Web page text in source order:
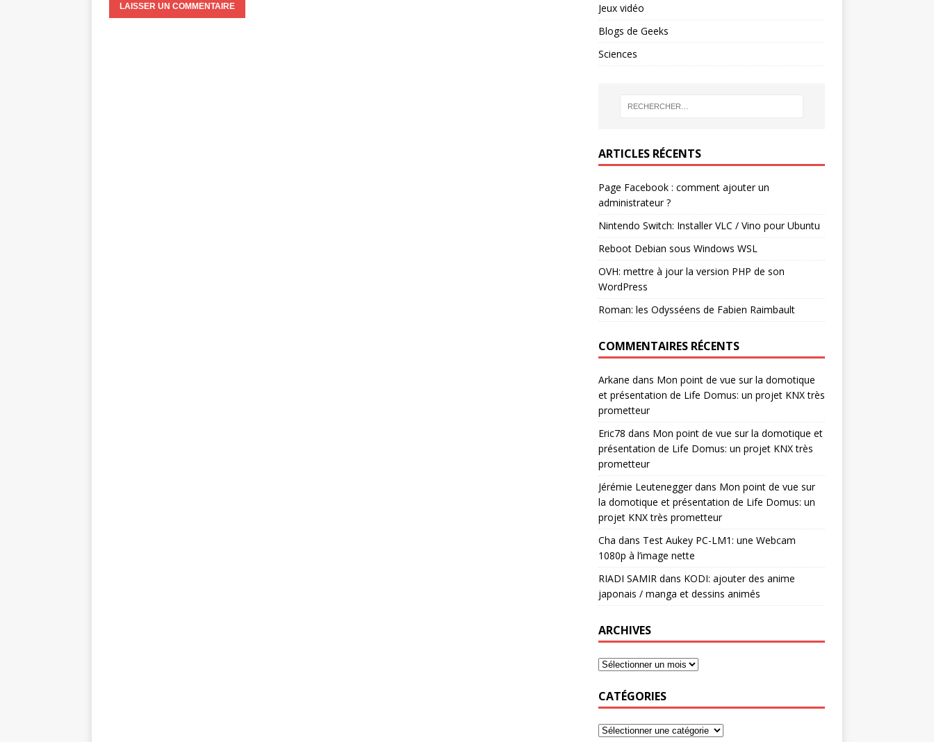
Jeux vidéo
Blogs de Geeks
Sciences
ARTICLES RÉCENTS
Page Facebook : comment ajouter un
administrateur ?
Nintendo Switch: Installer VLC / Vino pour Ubuntu
Reboot Debian sous Windows WSL
OVH: mettre à jour la version PHP de son
WordPress
Roman: les Odysséens de Fabien Raimbault
COMMENTAIRES RÉCENTS
Arkane dans Mon point de vue sur la domotique
et présentation de Life Domus: un projet KNX très
prometteur
Eric78 dans Mon point de vue sur la domotique et
présentation de Life Domus: un projet KNX très
prometteur
Jérémie Leuteneggerdans Mon point de vue sur
la domotique et présentation de Life Domus: un
projet KNX très prometteur
Cha dans Test Aukey PC-LM1: une Webcam
1080p à l’image nette
RIADI SAMIRdans KODI: ajouter des anime
japonais / manga et dessins animés
ARCHIVES
CATÉGORIES